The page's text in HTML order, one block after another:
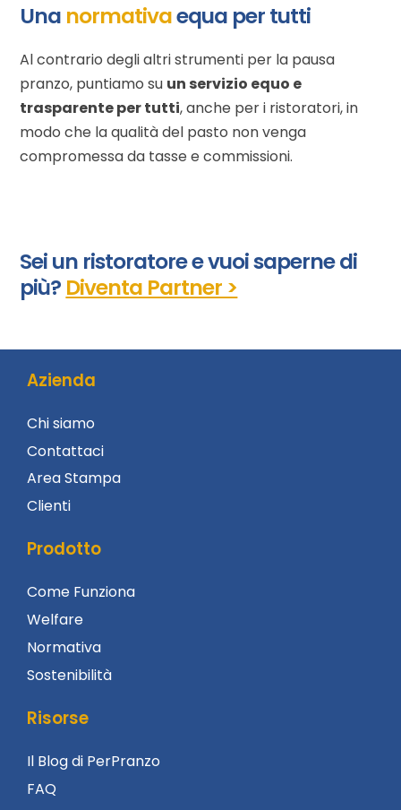
Una normativaequa per tutti
Al contrario degli altri strumenti per la pausa
pranzo, puntiamo su un servizio equo e
trasparente per tutti, anche per i ristoratori, in
modo che la qualità del pasto non venga
compromessa da tasse e commissioni.
Sei un ristoratore e vuoi saperne di
più? Diventa Partner >
Azienda
Chi siamo
Contattaci
Area Stampa
Clienti
Prodotto
Come Funziona
Welfare
Normativa
Sostenibilità
Risorse
Il Blog di PerPranzo
FAQ